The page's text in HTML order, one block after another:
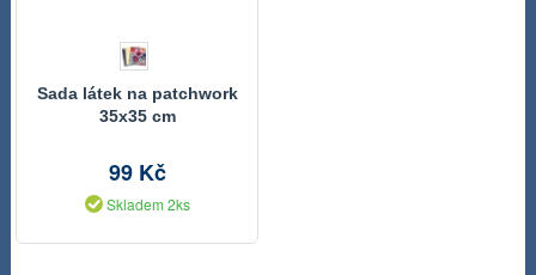
Sada látek na patchwork
35x35 cm
99 Kč
Skladem 2ks